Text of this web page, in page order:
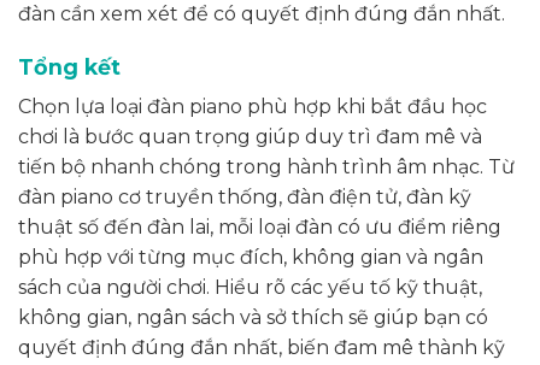
đàn cần xem xét để có quyết định đúng đắn nhất.
Tổng kết
Chọn lựa loại đàn piano phù hợp khi bắt đầu học
chơi là bước quan trọng giúp duy trì đam mê và
tiến bộ nhanh chóng trong hành trình âm nhạc. Từ
đàn piano cơ truyền thống, đàn điện tử, đàn kỹ
thuật số đến đàn lai, mỗi loại đàn có ưu điểm riêng
phù hợp với từng mục đích, không gian và ngân
sách của người chơi. Hiểu rõ các yếu tố kỹ thuật,
không gian, ngân sách và sở thích sẽ giúp bạn có
quyết định đúng đắn nhất, biến đam mê thành kỹ